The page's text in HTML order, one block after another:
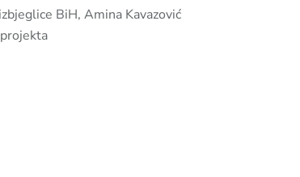
BiH, Amina Kavazović